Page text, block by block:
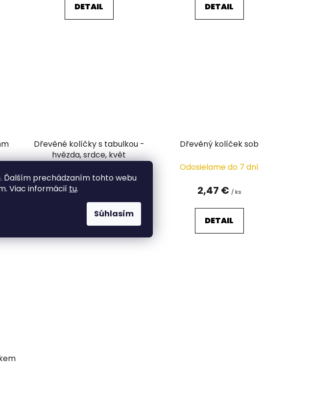
Ďalším prechádzaním tohto webu
Viac informácií tu.
Súhlasím
DETAIL DETAIL
Dřevěné kolíčky s tabulkou -
hvězda, srdce, květ
0,99 €
Dřevěný kolíček sob
Odosielame do 7 dní
2,47 € / ks
DETAIL